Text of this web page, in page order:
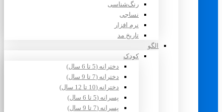
رنگ‌شناسی
نساجی
نرم افزار
تاریخ مد
الگو
کودک
دخترانه (5 تا 6 سال)
دخترانه (7 تا 9 سال)
دخترانه (10 تا 12 سال)
پسرانه (5 تا 6 سال)
پسرانه (7 تا 9 سال)